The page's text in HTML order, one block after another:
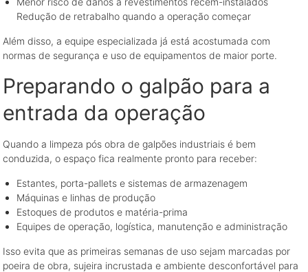
Redução de retrabalho quando a operação começar
Além disso, a equipe especializada já está acostumada com
normas de segurança e uso de equipamentos de maior porte.
Preparando o galpão para a
entrada da operação
Quando a limpeza pós obra de galpões industriais é bem
conduzida, o espaço fica realmente pronto para receber:
Estantes, porta-pallets e sistemas de armazenagem
Máquinas e linhas de produção
Estoques de produtos e matéria-prima
Equipes de operação, logística, manutenção e administração
Isso evita que as primeiras semanas de uso sejam marcadas por
poeira de obra, sujeira incrustada e ambiente desconfortável para